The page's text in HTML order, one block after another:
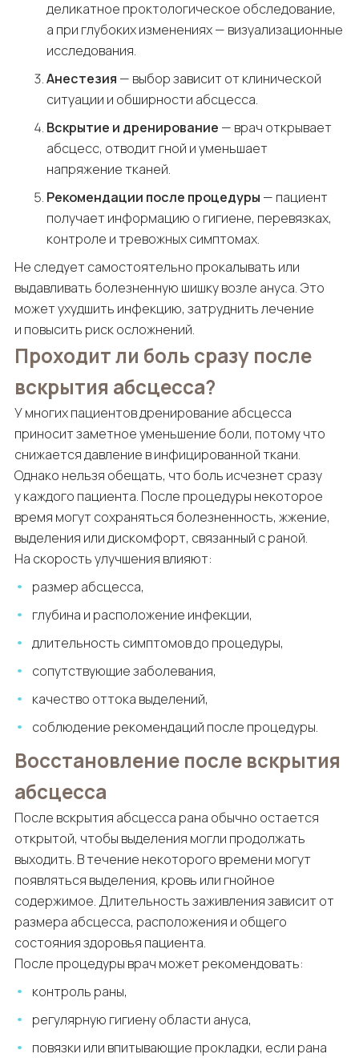
деликатное проктологическое обследование,
а при глубоких изменениях — визуализационные
исследования.
Анестезия — выбор зависит от клинической
ситуации и обширности абсцесса.
Вскрытие и дренирование — врач открывает
абсцесс, отводит гной и уменьшает
напряжение тканей.
Рекомендации после процедуры — пациент
получает информацию о гигиене, перевязках,
контроле и тревожных симптомах.
Не следует самостоятельно прокалывать или
выдавливать болезненную шишку возле ануса. Это
может ухудшить инфекцию, затруднить лечение
и повысить риск осложнений.
Проходит ли боль сразу после
вскрытия абсцесса?
У многих пациентов дренирование абсцесса
приносит заметное уменьшение боли, потому что
снижается давление в инфицированной ткани.
Однако нельзя обещать, что боль исчезнет сразу
у каждого пациента. После процедуры некоторое
время могут сохраняться болезненность, жжение,
выделения или дискомфорт, связанный с раной.
На скорость улучшения влияют:
размер абсцесса,
глубина и расположение инфекции,
длительность симптомов до процедуры,
сопутствующие заболевания,
качество оттока выделений,
соблюдение рекомендаций после процедуры.
Восстановление после вскрытия
абсцесса
После вскрытия абсцесса рана обычно остается
открытой, чтобы выделения могли продолжать
выходить. В течение некоторого времени могут
появляться выделения, кровь или гнойное
содержимое. Длительность заживления зависит от
размера абсцесса, расположения и общего
состояния здоровья пациента.
После процедуры врач может рекомендовать:
контроль раны,
регулярную гигиену области ануса,
повязки или впитывающие прокладки, если рана